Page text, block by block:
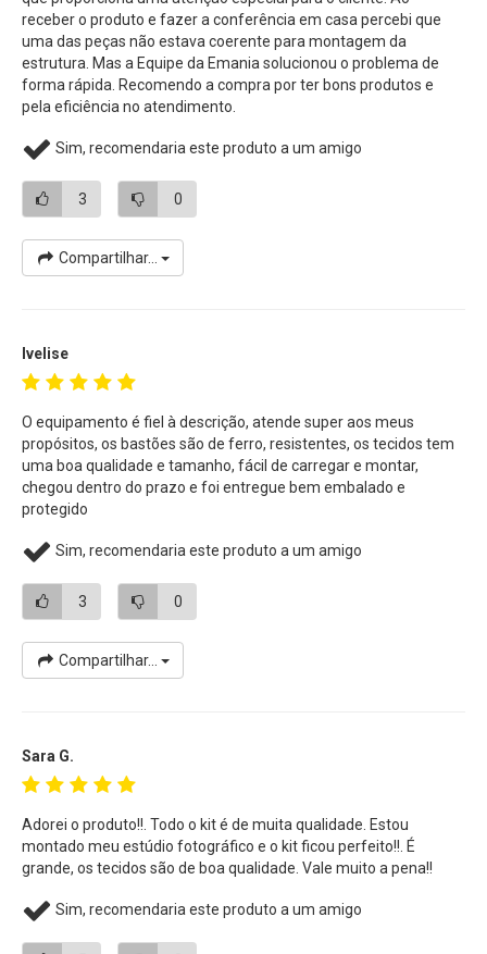
receber o produto e fazer a conferência em casa percebi que
uma das peças não estava coerente para montagem da
estrutura. Mas a Equipe da Emania solucionou o problema de
forma rápida. Recomendo a compra por ter bons produtos e
pela eficiência no atendimento.
Sim, recomendaria este produto a um amigo
3 0
Compartilhar...
Ivelise
O equipamento é fiel à descrição, atende super aos meus
propósitos, os bastões são de ferro, resistentes, os tecidos tem
uma boa qualidade e tamanho, fácil de carregar e montar,
chegou dentro do prazo e foi entregue bem embalado e
protegido
Sim, recomendaria este produto a um amigo
3 0
Compartilhar...
Sara G.
Adorei o produto!!. Todo o kit é de muita qualidade. Estou
montado meu estúdio fotográfico e o kit ficou perfeito!!. É
grande, os tecidos são de boa qualidade. Vale muito a pena!!
Sim, recomendaria este produto a um amigo